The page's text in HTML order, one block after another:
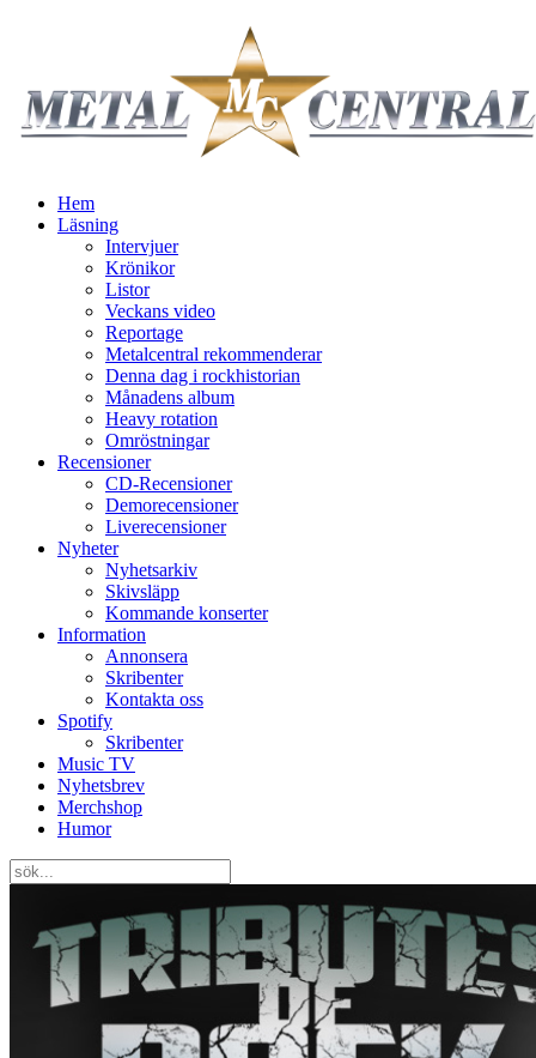
Hem
Läsning
Intervjuer
Krönikor
Listor
Veckans video
Reportage
Metalcentral rekommenderar
Denna dag i rockhistorian
Månadens album
Heavy rotation
Omröstningar
Recensioner
CD-Recensioner
Demorecensioner
Liverecensioner
Nyheter
Nyhetsarkiv
Skivsläpp
Kommande konserter
Information
Annonsera
Skribenter
Kontakta oss
Spotify
Skribenter
Music TV
Nyhetsbrev
Merchshop
Humor